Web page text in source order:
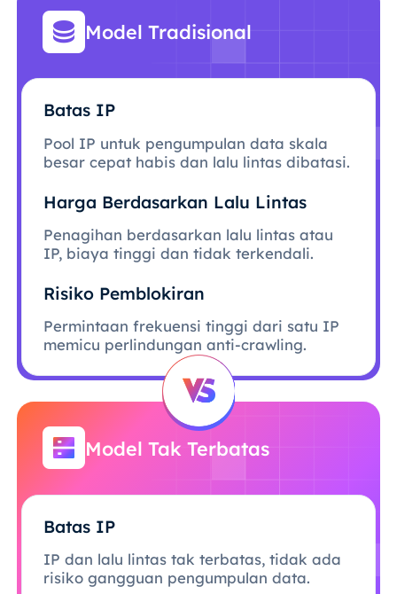
Model Tradisional
Batas IP
Pool IP untuk pengumpulan data skala
besar cepat habis dan lalu lintas dibatasi.
Harga Berdasarkan Lalu Lintas
Penagihan berdasarkan lalu lintas atau
IP, biaya tinggi dan tidak terkendali.
Risiko Pemblokiran
Permintaan frekuensi tinggi dari satu IP
memicu perlindungan anti-crawling.
Model Tak Terbatas
Batas IP
IP dan lalu lintas tak terbatas, tidak ada
risiko gangguan pengumpulan data.